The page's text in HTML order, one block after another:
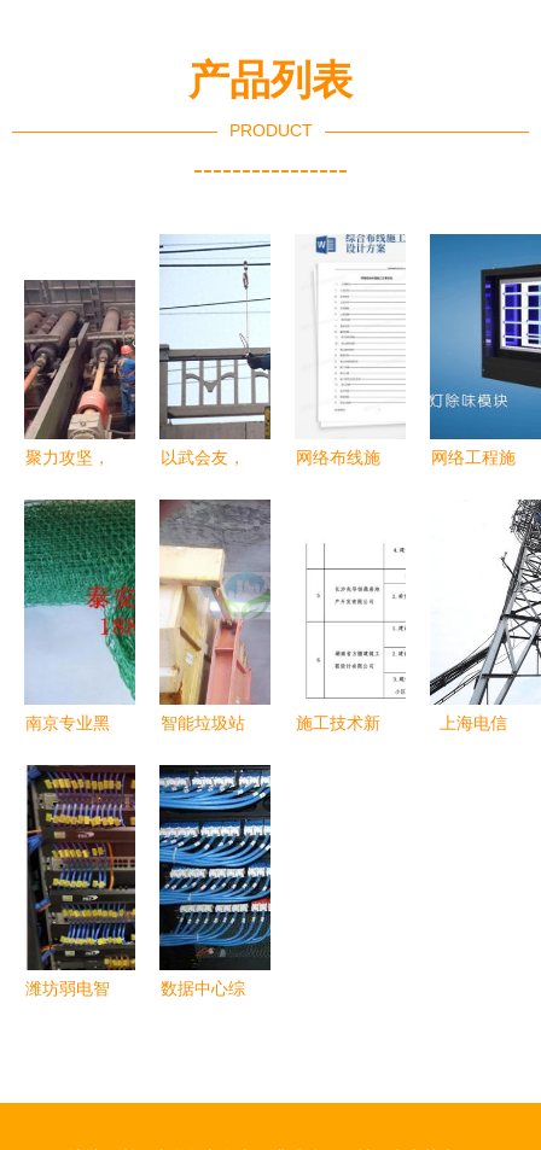
产品列表
PRODUCT
----------------
聚力攻坚，
脉——记包
钢重点检修
工程网络建
设同步推进
以武会友，
——41名接
触网施工人
员的特
殊“网络工
程”
网络布线施
业实施指南
网络工程施
到交付的全
流程解析
南京专业黑
业制造商与
网络工程施
工的协同发
展
智能垃圾站
臭系统网络
工程施工规
范与要求
施工技术新
上海电信
潍坊弱电智
数据中心综